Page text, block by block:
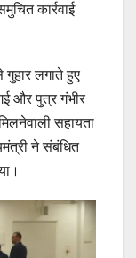
कार्रवाई
लगाते हुए
और पुत्र गंभीर
सहायता
ने संबंधित